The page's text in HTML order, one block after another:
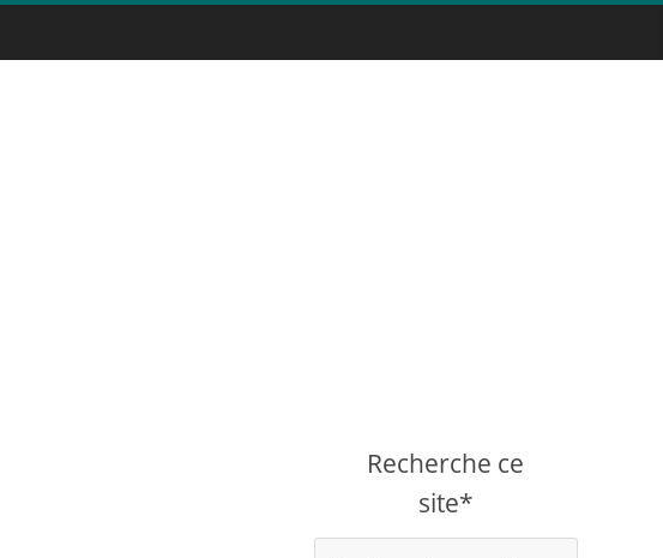
Recherche ce
site*